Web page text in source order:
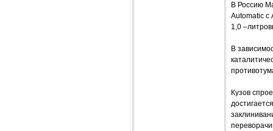
В Россию
Automatic с
1,0
В
Кузов